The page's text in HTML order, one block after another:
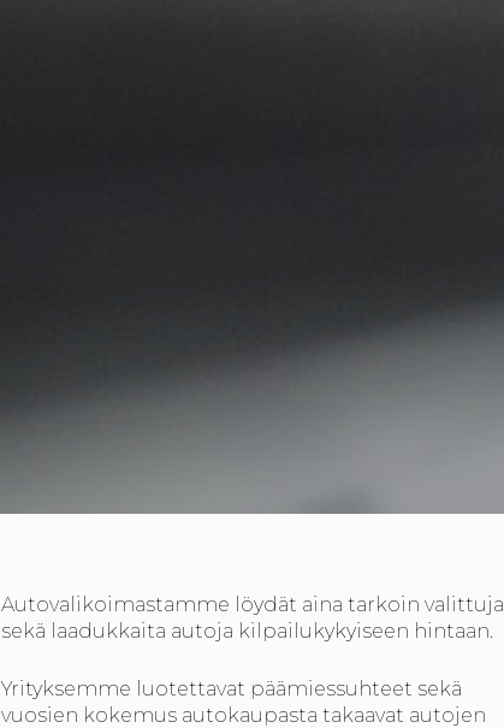
Autovalikoimastamme löydät aina tarkoin valittuja
sekä laadukkaita autoja kilpailukykyiseen hintaan.
Yrityksemme luotettavat päämiessuhteet sekä
vuosien kokemus autokaupasta takaavat autojen